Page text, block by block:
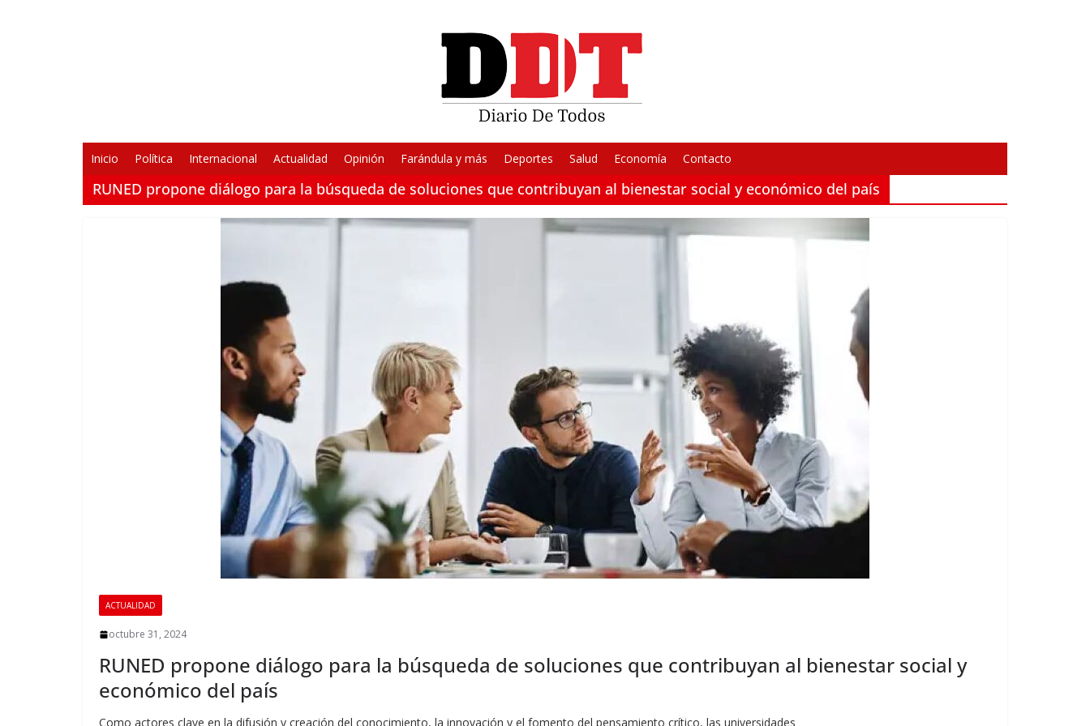
Inicio Política Internacional Actualidad Opinión Farándula y más Deportes Salud Economía Contacto
RUNED propone diálogo para la búsqueda de soluciones que contribuyan al bienestar social y económico del país
ACTUALIDAD
octubre 31, 2024
RUNED propone diálogo para la búsqueda de soluciones que contribuyan al bienestar social y
económico del país
Como actores clave en la difusión y creación del conocimiento, la innovación y el fomento del pensamiento crítico, las universidades